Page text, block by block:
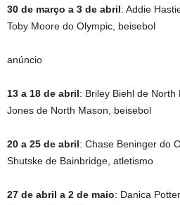
30 de março a 3 de abril: Addie
Toby Moore do Olympic, beisebol
anúncio
13 a 18 de abril: Briley Biehl de
Jones de North Mason, beisebol
20 a 25 de abril: Chase Beninger do
Shutske de Bainbridge, atletismo
27 de abril a 2 de maio: Danica